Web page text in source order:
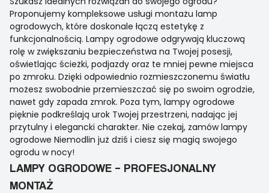
Proponujemy kompleksowe usługi montażu lamp
ogrodowych, które doskonale łączą estetykę z
funkcjonalnością. Lampy ogrodowe odgrywają kluczową
rolę w zwiększaniu bezpieczeństwa na Twojej posesji,
oświetlając ścieżki, podjazdy oraz te mniej pewne miejsca
po zmroku. Dzięki odpowiednio rozmieszczonemu światłu
możesz swobodnie przemieszczać się po swoim ogrodzie,
nawet gdy zapada zmrok. Poza tym, lampy ogrodowe
pięknie podkreślają urok Twojej przestrzeni, nadając jej
przytulny i elegancki charakter. Nie czekaj, zamów lampy
ogrodowe Niemodlin już dziś i ciesz się magią swojego
ogrodu w nocy!
LAMPY OGRODOWE – PROFESJONALNY
MONTAŻ